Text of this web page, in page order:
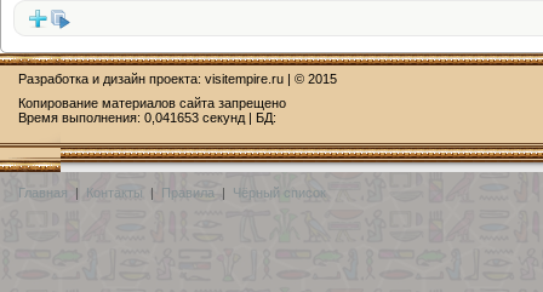
Разработка и дизайн проекта: visitempire.ru | © 2015
Копирование материалов сайта запрещено
Время выполнения: 0,041653 секунд | БД:
Главная | Контакты | Правила | Чёрный список